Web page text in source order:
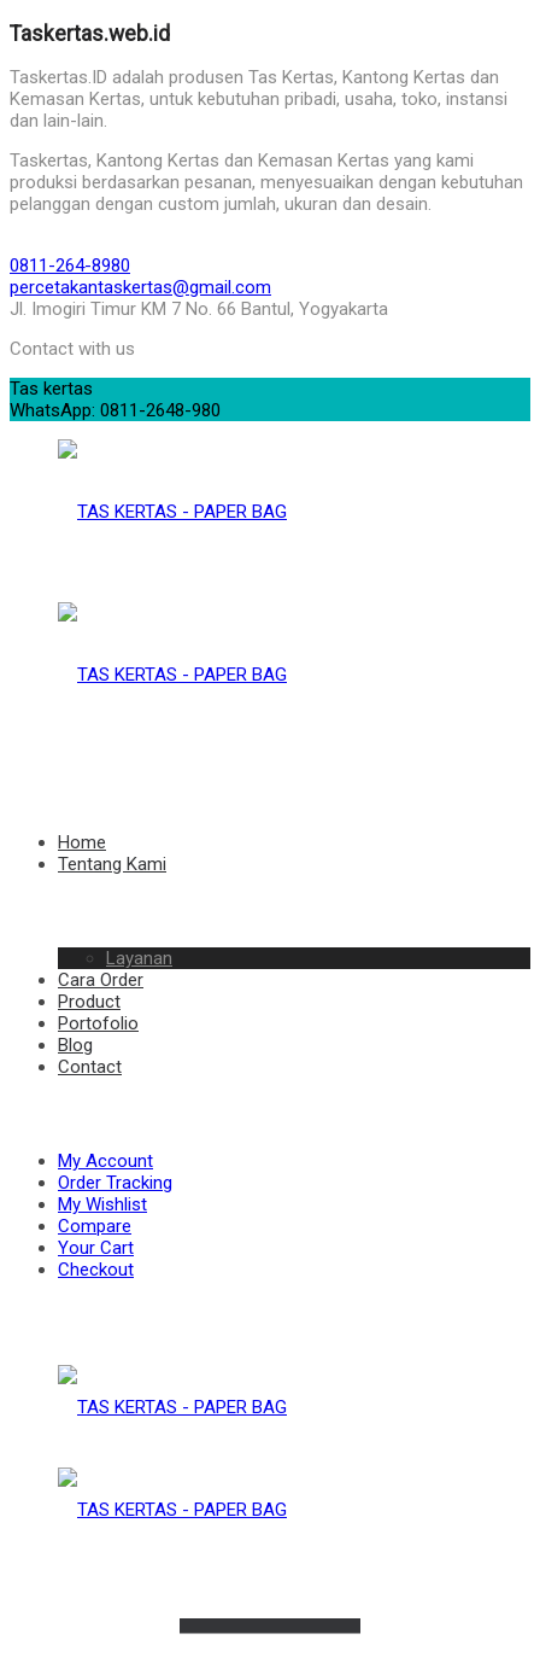
Taskertas.web.id
Taskertas.ID adalah produsen Tas Kertas, Kantong Kertas dan
Kemasan Kertas, untuk kebutuhan pribadi, usaha, toko, instansi
dan lain-lain.
Taskertas, Kantong Kertas dan Kemasan Kertas yang kami
produksi berdasarkan pesanan, menyesuaikan dengan kebutuhan
pelanggan dengan custom jumlah, ukuran dan desain.
0811-264-8980
percetakantaskertas@gmail.com
Jl. Imogiri Timur KM 7 No. 66 Bantul, Yogyakarta
Contact with us
Tas kertas
WhatsApp: 0811-2648-980
–
BAG
KERTAS
PAPER
BAG
Home
Tentang Kami
Layanan
Cara Order
Product
Portofolio
Blog
Contact
My Account
Order Tracking
My Wishlist
Compare
Your Cart
Checkout